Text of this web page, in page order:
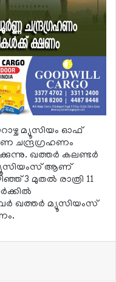
മ്യൂസിയം ഓഫ്
ചന്ദ്രഗ്രഹണം
ഖത്തര്‍ കലണ്ടര്‍
ആണ്
3 മുതല്‍ രാത്രി 11
ഖത്തര്‍ മ്യൂസിയംസ്